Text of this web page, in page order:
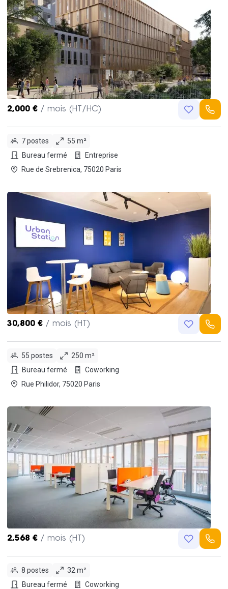
2,000 € / mois (HT/HC)
7 postes
55 m²
Bureau fermé
Entreprise
Rue de Srebrenica, 75020 Paris
30,800 € / mois (HT)
55 postes
250 m²
Bureau fermé
Coworking
Rue Philidor, 75020 Paris
2,568 € / mois (HT)
8 postes
32 m²
Bureau fermé
Coworking